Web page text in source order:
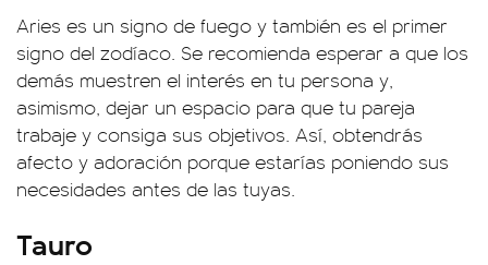
Aries es un signo de fuego y también es el primer
signo del zodíaco. Se recomienda esperar a que los
demás muestren el interés en tu persona y,
asimismo, dejar un espacio para que tu pareja
trabaje y consiga sus objetivos. Así, obtendrás
afecto y adoración porque estarías poniendo sus
necesidades antes de las tuyas.
Tauro